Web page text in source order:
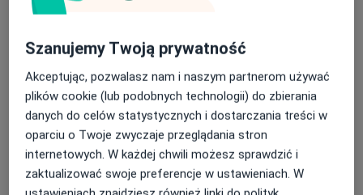
Bezpieczne płatności
mgr Dagmara Glapa
Psycholog, Psychoterapeuta certyfikowany, Psycholog
dziecięcy ·Więcej
99 opinii
Szanujemy Twoją prywatność
Akceptując, pozwalasz nam i naszym partnerom używać
plików cookie (lub podobnych technologii) do zbierania
danych do celów statystycznych i dostarczania treści w
oparciu o Twoje zwyczaje przeglądania stron
internetowych. W każdej chwili możesz sprawdzić i
zaktualizować swoje preferencje w ustawieniach. W